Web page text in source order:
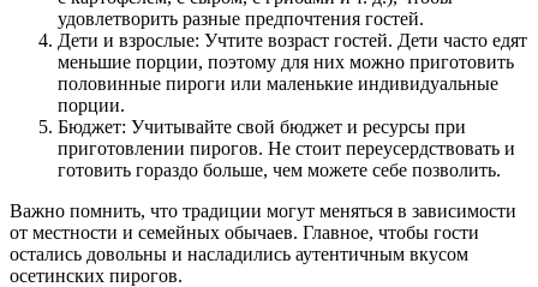
удовлетворить разные предпочтения гостей.
Дети и взрослые: Учтите возраст гостей. Дети часто едят
меньшие порции, поэтому для них можно приготовить
половинные пироги или маленькие индивидуальные
порции.
Бюджет: Учитывайте свой бюджет и ресурсы при
приготовлении пирогов. Не стоит переусердствовать и
готовить гораздо больше, чем можете себе позволить.
Важно помнить, что традиции могут меняться в зависимости
от местности и семейных обычаев. Главное, чтобы гости
остались довольны и насладились аутентичным вкусом
осетинских пирогов.